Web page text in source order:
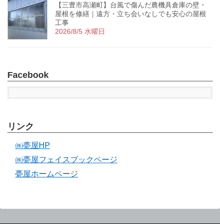
【三豊市高瀬町】台風で傷んだ農機具倉庫の壁・
屋根を修繕｜遠方・立ち会いなしでも安心の屋根
工事
2026/8/5 水曜日
Facebook
リンク
㈱甍屋HP
㈱甍屋フェイスブックページ
甍屋ホームページ